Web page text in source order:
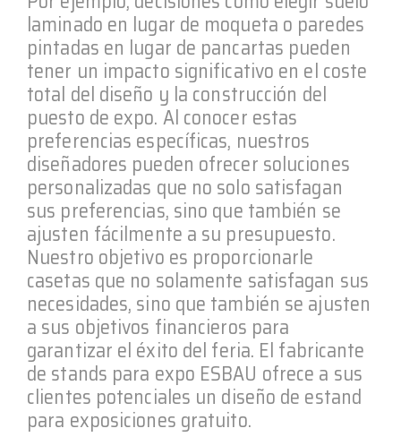
laminado en lugar de moqueta o paredes
pintadas en lugar de pancartas pueden
tener un impacto significativo en el coste
total del diseño y la construcción del
puesto de expo. Al conocer estas
preferencias específicas, nuestros
diseñadores pueden ofrecer soluciones
personalizadas que no solo satisfagan
sus preferencias, sino que también se
ajusten fácilmente a su presupuesto.
Nuestro objetivo es proporcionarle
casetas que no solamente satisfagan sus
necesidades, sino que también se ajusten
a sus objetivos financieros para
garantizar el éxito del feria. El fabricante
de stands para expo ESBAU ofrece a sus
clientes potenciales un diseño de estand
para exposiciones gratuito.